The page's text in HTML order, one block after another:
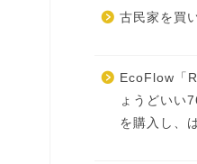
古民家を買
EcoFlow「
ょうどいい
を購入し、